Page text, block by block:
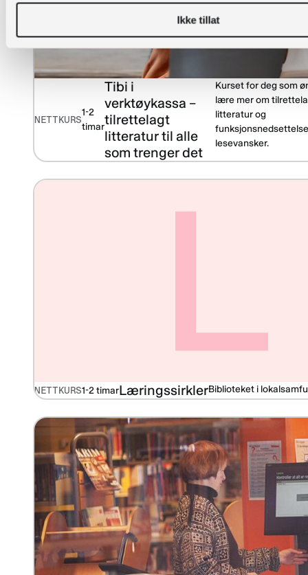
Ikke tillat
NETTKURS
1-2
timar
Tibi i
verktøykassa –
tilrettelagt
litteratur til alle
som trenger det
Kurset for deg som
lære mer om
litteratur og
lesevansker.
L
NETTKURS1-2 timarLæringssirklerBiblioteket i